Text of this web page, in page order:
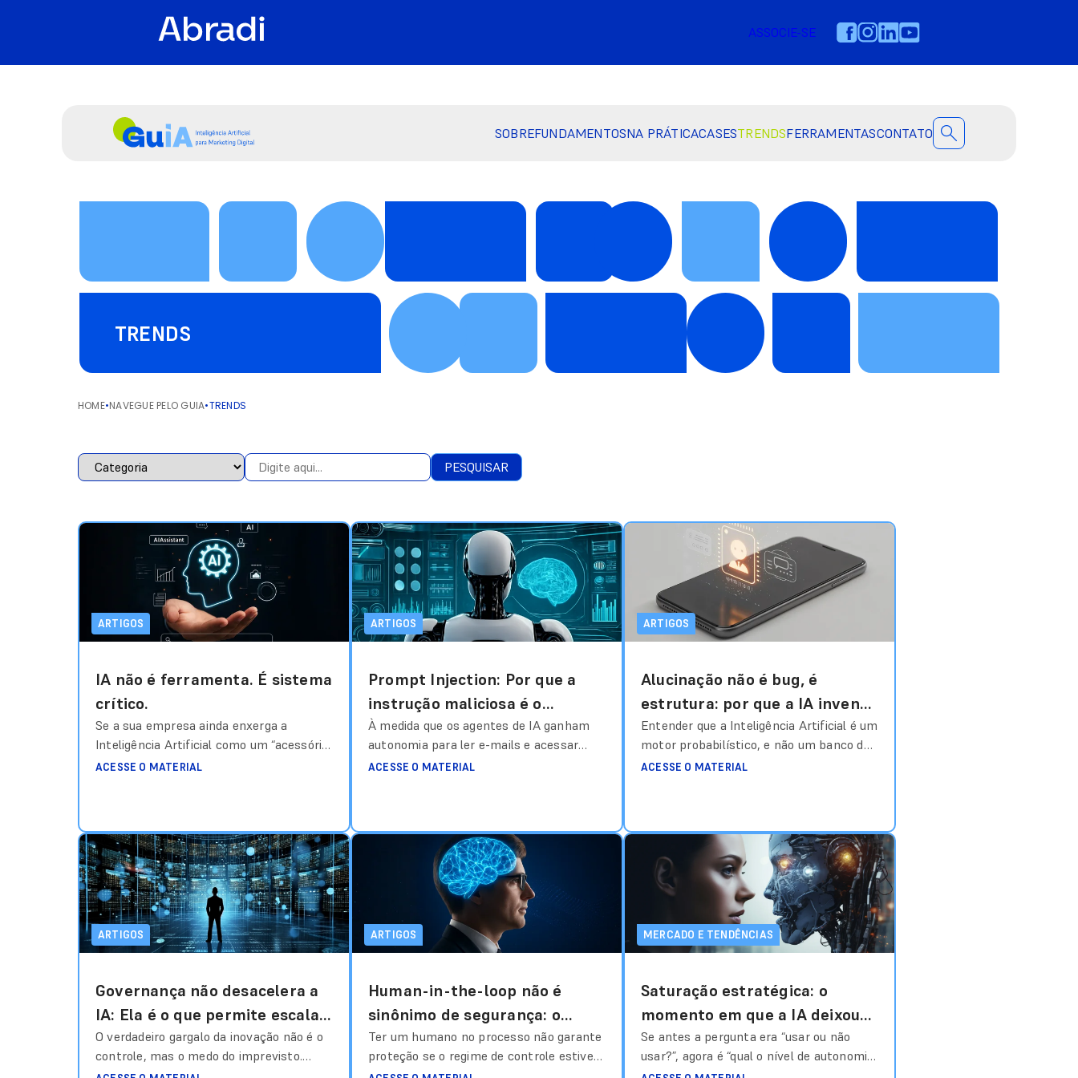
ASSOCIE-SE
SOBREFUNDAMENTOSNA PRÁTICACASESTRENDSFERRAMENTASCONTATO
TRENDS
HOME•NAVEGUE PELO GUIA•TRENDS
PESQUISAR
ARTIGOS
IA não é ferramenta. É sistema
crítico.
Se a sua empresa ainda enxerga a
Inteligência Artificial como um “acessório”
de produtividade, você está ignorando os
ChatGPT ou o Midjourney como
ferramentas isoladas, um “canivete
suíço” digital. Mas, em 2026, com a
ascensãoLer mais
ACESSE O MATERIAL
ARTIGOS
Prompt Injection: Por que a
instrução maliciosa é o
“Phishing” da era da IA?
À medida que os agentes de IA ganham
autonomia para ler e-mails e acessar
bases de dados, um novo vetor de ataque
o hacker engana o humano para obter
uma senha. No Prompt Injection, o
hacker engana o modeloLer mais
ACESSE O MATERIAL
ARTIGOS
Alucinação não é bug, é
estrutura: por que a IA inventa
com tanta convicção?
Entender que a Inteligência Artificial é um
motor probabilístico, e não um banco de
dados, é o primeiro passo para construir
Modelos de Linguagem) é perceber que a
ferramenta pode citar leis que não
existem ou inventar
Ler mais
ACESSE O MATERIAL
ARTIGOS
Governança não desacelera a
IA: Ela é o que permite escalar
com segurança
O verdadeiro gargalo da inovação não é o
controle, mas o medo do imprevisto.
Descubra como frameworks de gestão
ARTIGOS
Human-in-the-loop não é
sinônimo de segurança: o
design correto da supervisão
Ter um humano no processo não garante
proteção se o regime de controle estiver
desalinhado ao risco. Entenda as
MERCADO E TENDÊNCIAS
Saturação estratégica: o
momento em que a IA deixou
de ser diferencial
Se antes a pergunta era “usar ou não
usar?”, agora é “qual o nível de autonomia
da sua operação?”. Os dados de 2026